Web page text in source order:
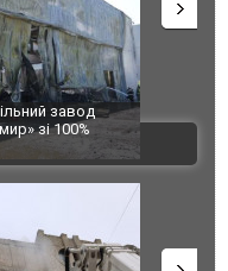
та Харкові різко зросла
від обстрілу РФ